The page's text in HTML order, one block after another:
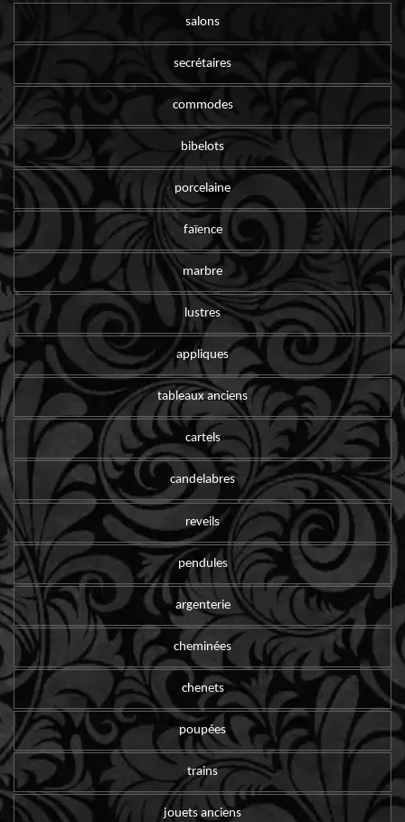
salons
secrétaires
commodes
bibelots
porcelaine
faïence
marbre
lustres
appliques
tableaux anciens
cartels
candelabres
reveils
pendules
argenterie
cheminées
chenets
poupées
trains
jouets anciens